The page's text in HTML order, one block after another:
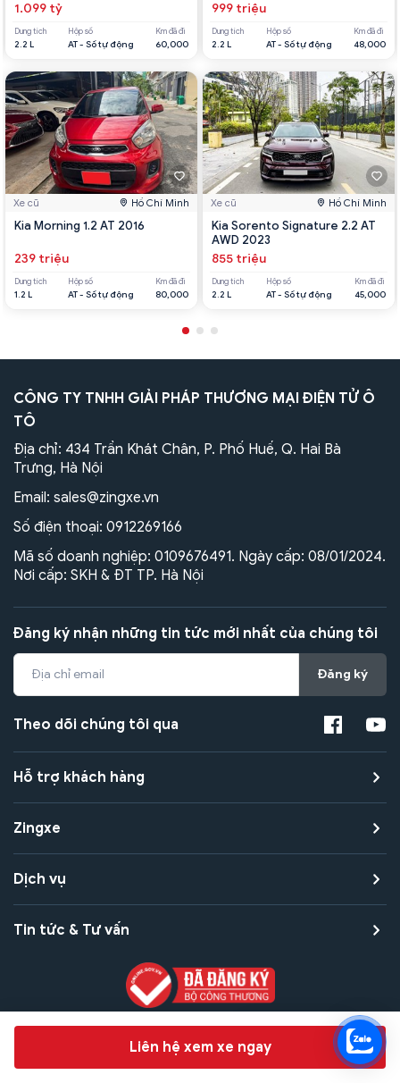
Chat hỗ trợ
Liên hệ xem xe ngay
1.099 tỷ
Dung tích
2.2 L
Hộp số
AT - Số tự động
Km đã đi
60,000
Xe cũ Hồ Chí Minh
Kia Morning 1.2 AT 2016
239 triệu
Dung tích
1.2 L
Hộp số
AT - Số tự động
Km đã đi
80,000
999 triệu
Dung tích
2.2 L
Hộp số
AT - Số tự động
Km đã đi
48,000
Xe cũ Hồ Chí Minh
Kia Sorento Signature 2.2 AT
AWD 2023
855 triệu
Dung tích
2.2 L
Hộp số
AT - Số tự động
Km đã đi
45,000
CÔNG TY TNHH GIẢI PHÁP THƯƠNG MẠI ĐIỆN TỬ Ô
TÔ
Địa chỉ: 434 Trần Khát Chân, P. Phố Huế, Q. Hai Bà
Trưng, Hà Nội
Email: sales@zingxe.vn
Số điện thoại: 0912269166
Mã số doanh nghiệp: 0109676491. Ngày cấp: 08/01/2024.
Nơi cấp: SKH & ĐT TP. Hà Nội
Đăng ký nhận những tin tức mới nhất của chúng tôi
Đăng ký
Theo dõi chúng tôi qua
Hỗ trợ khách hàng
Zingxe
Dịch vụ
Tin tức & Tư vấn
Bảo mật quyền riêng tư
Điều khoản sử dụng